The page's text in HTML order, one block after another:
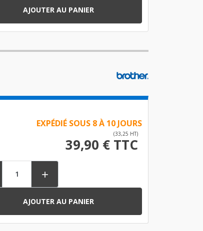
AJOUTER AU PANIER
EXPÉDIÉ SOUS 8 À 10 JOURS
(33,25 HT)
39,90 € TTC

AJOUTER AU PANIER